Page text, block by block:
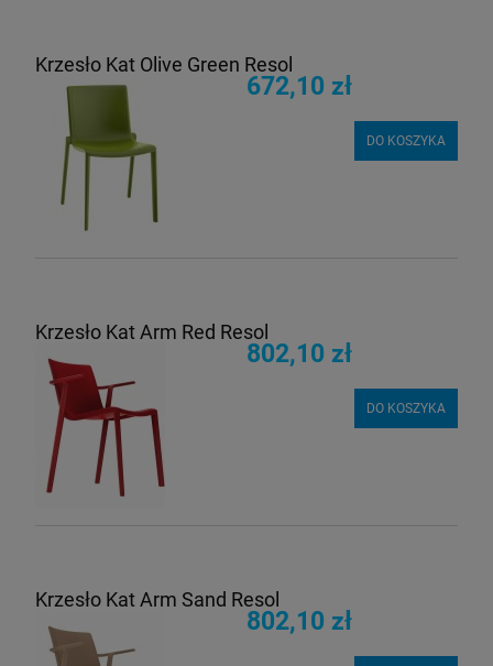
Krzesło Kat Olive Green Resol
672,10 zł
DO KOSZYKA
Krzesło Kat Arm Red Resol
802,10 zł
DO KOSZYKA
Krzesło Kat Arm Sand Resol
802,10 zł